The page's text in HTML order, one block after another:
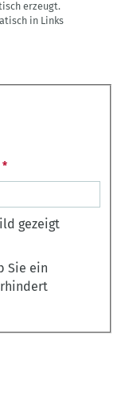
erzeugt.
in Links
gezeigt
Sie ein